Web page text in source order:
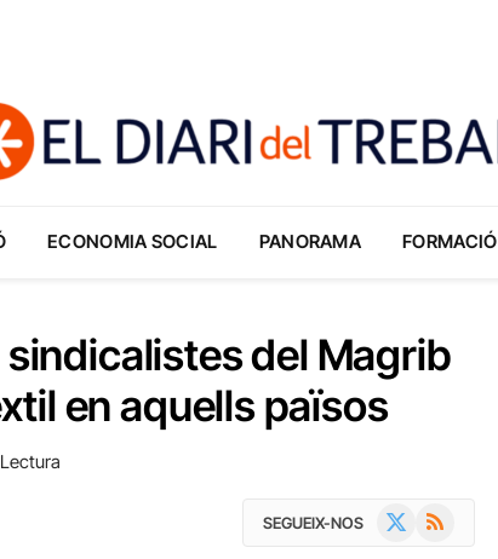
ECONOMIA SOCIAL PANORAMA FORMACIÓ
sindicalistes del Magrib
en aquells països
SEGUEIX-NOS RSS